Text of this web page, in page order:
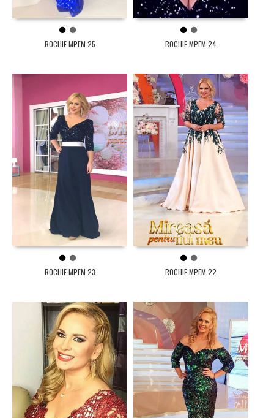
1 2
ROCHIE MPFM 25
1 2
ROCHIE MPFM 24
1 2
ROCHIE MPFM 23
1 2
ROCHIE MPFM 22